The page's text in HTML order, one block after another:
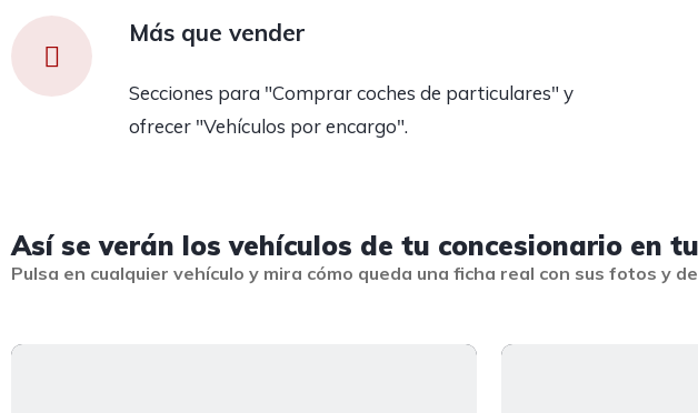
Más que vender
Secciones para "Comprar coches de particulares" y
ofrecer "Vehículos por encargo".
Así se verán los vehículos de tu concesionario en
Pulsa en cualquier vehículo y mira cómo queda una ficha real con sus fotos y